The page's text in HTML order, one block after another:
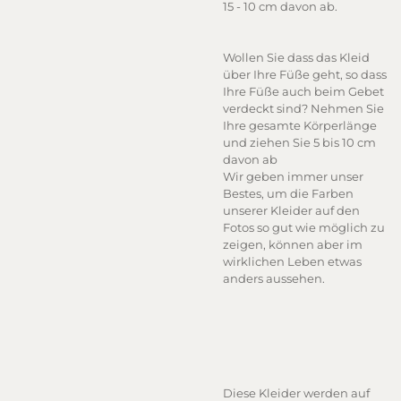
15 - 10 cm davon ab.
Wollen Sie dass das Kleid
über Ihre Füße geht, so dass
Ihre Füße auch beim Gebet
verdeckt sind? Nehmen Sie
Ihre gesamte Körperlänge
und ziehen Sie 5 bis 10 cm
davon ab
Wir geben immer unser
Bestes, um die Farben
unserer Kleider auf den
Fotos so gut wie möglich zu
zeigen, können aber im
wirklichen Leben etwas
anders aussehen.
Diese Kleider werden auf